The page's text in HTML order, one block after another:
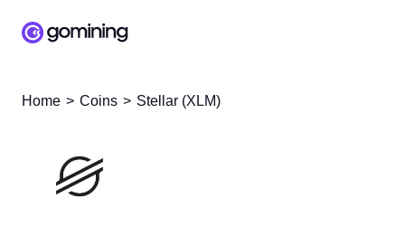
Home Coins Stellar (XLM)